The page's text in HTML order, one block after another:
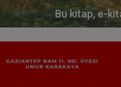
Bu kitap, e-